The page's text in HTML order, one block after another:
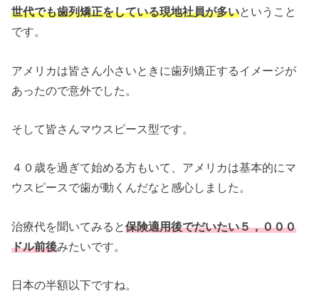
世代でも歯列矯正をしている現地社員が多いということ
です。
アメリカは皆さん小さいときに歯列矯正するイメージが
あったので意外でした。
そして皆さんマウスピース型です。
４０歳を過ぎて始める方もいて、アメリカは基本的にマ
ウスピースで歯が動くんだなと感心しました。
治療代を聞いてみると保険適用後でだいたい５，０００
ドル前後みたいです。
日本の半額以下ですね。